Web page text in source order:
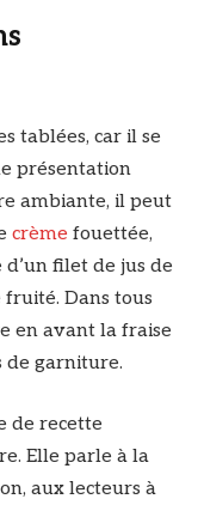
tablées, car il se
présentation
ambiante, il peut
crème fouettée,
d’un filet de jus de
Dans tous
en avant la fraise
de garniture.
de recette
Elle parle à la
aux lecteurs à